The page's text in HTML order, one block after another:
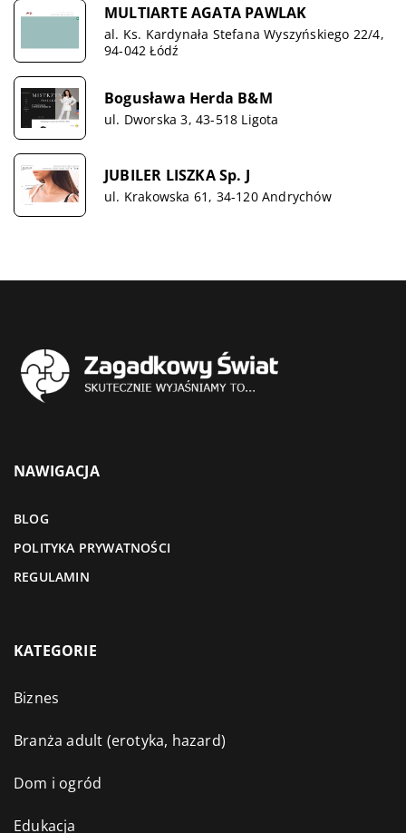
MULTIARTE AGATA PAWLAK
al. Ks. Kardynała Stefana Wyszyńskiego 22/4,
94-042 Łódź
Bogusława Herda B&M
ul. Dworska 3, 43-518 Ligota
JUBILER LISZKA Sp. J
ul. Krakowska 61, 34-120 Andrychów
NAWIGACJA
BLOG
POLITYKA PRYWATNOŚCI
REGULAMIN
KATEGORIE
Biznes
Branża adult (erotyka, hazard)
Dom i ogród
Edukacja